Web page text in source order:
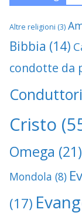
Altre religioni (3)
Bibbia (14)
condotte da
Conduttori
Cristo
Omega (21)
Mondola (8)
(17)